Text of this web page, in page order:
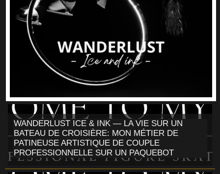
WANDERLUST ICE & INK — LA VIE SUR UN
BATEAU DE CROISIÈRE: MON MÉTIER DE
PATINEUSE ARTISTIQUE DE COUPLE
PROFESSIONNELLE SUR UN PAQUEBOT